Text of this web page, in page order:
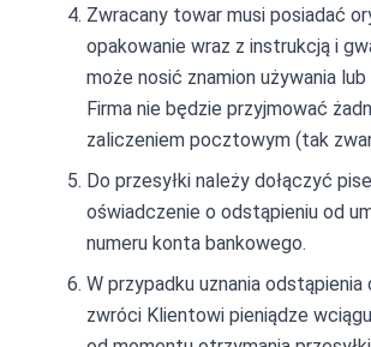
Zwracany towar musi posiadać
opakowanie wraz z instrukcją i
może nosić znamion używania
Firma nie będzie przyjmować
zaliczeniem pocztowym (tak
Do przesyłki należy dołączyć
oświadczenie o odstąpieniu od
numeru konta bankowego.
W przypadku uznania
zwróci Klientowi pieniądze